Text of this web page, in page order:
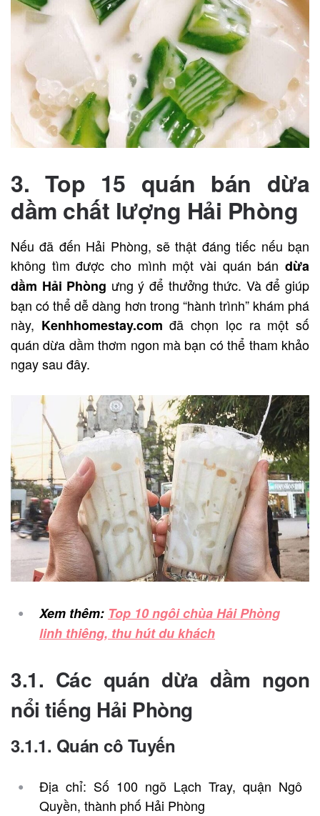
3. Top 15 quán bán dừa
dầm chất lượng Hải Phòng
Nếu đã đến Hải Phòng, sẽ thật đáng tiếc nếu bạn
không tìm được cho mình một vài quán bán dừa
dầm Hải Phòng ưng ý để thưởng thức. Và để giúp
bạn có thể dễ dàng hơn trong “hành trình” khám phá
này, Kenhhomestay.com đã chọn lọc ra một số
quán dừa dầm thơm ngon mà bạn có thể tham khảo
ngay sau đây.
Xem thêm: Top 10 ngôi chùa Hải Phòng
linh thiêng, thu hút du khách
3.1. Các quán dừa dầm ngon
nổi tiếng Hải Phòng
3.1.1. Quán cô Tuyến
Địa chỉ: Số 100 ngõ Lạch Tray, quận Ngô
Quyền, thành phố Hải Phòng